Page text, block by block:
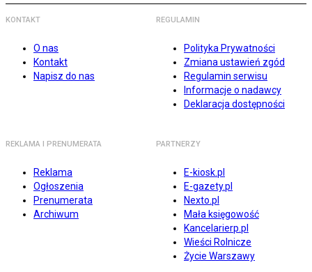
KONTAKT
O nas
Kontakt
Napisz do nas
REGULAMIN
Polityka Prywatności
Zmiana ustawień zgód
Regulamin serwisu
Informacje o nadawcy
Deklaracja dostępności
REKLAMA I PRENUMERATA
Reklama
Ogłoszenia
Prenumerata
Archiwum
PARTNERZY
E-kiosk.pl
E-gazety.pl
Nexto.pl
Mała księgowość
Kancelarierp.pl
Wieści Rolnicze
Życie Warszawy